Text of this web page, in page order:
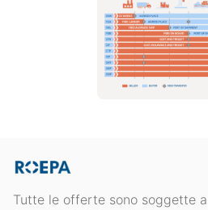
Tutte le offerte sono soggette